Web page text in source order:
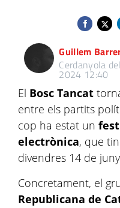
Guillem
Cerdanyola
2024 12:40
El Bosc Tancat
entre els partits
cop ha estat un
electrònica, que
divendres 14 de
Concretament, el
Republicana de